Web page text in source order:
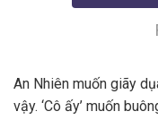
An Nhiên muốn giãy
vậy. ‘Cô ấy’ muốn